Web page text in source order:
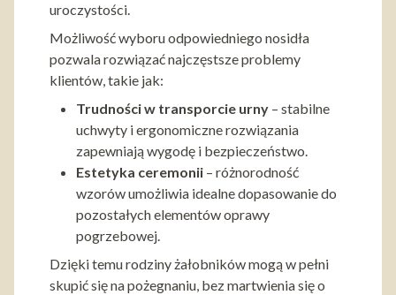
uroczystości.
Możliwość wyboru odpowiedniego nosidła
pozwala rozwiązać najczęstsze problemy
klientów, takie jak:
Trudności w transporcie urny – stabilne
uchwyty i ergonomiczne rozwiązania
zapewniają wygodę i bezpieczeństwo.
Estetyka ceremonii – różnorodność
wzorów umożliwia idealne dopasowanie do
pozostałych elementów oprawy
pogrzebowej.
Dzięki temu rodziny żałobników mogą w pełni
skupić się na pożegnaniu, bez martwienia się o